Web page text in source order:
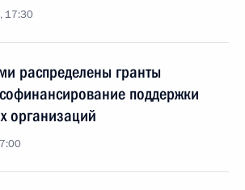
17:30
распределены гранты
поддержки
организаций